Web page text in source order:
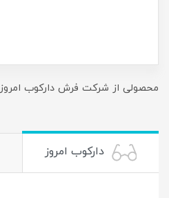
محصولی از شرکت فرش دارکوب امروز
دارکوب امروز